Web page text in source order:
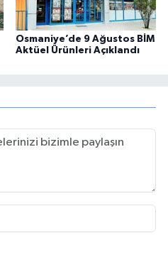
Osmaniye’de 9 Ağustos BİM
Aktüel Ürünleri Açıklandı